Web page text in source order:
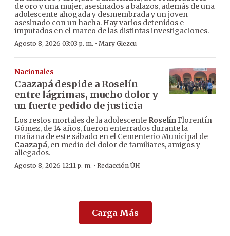
de oro y una mujer, asesinados a balazos, además de una
adolescente ahogada y desmembrada y un joven
asesinado con un hacha. Hay varios detenidos e
imputados en el marco de las distintas investigaciones.
Agosto 8, 2026 03:03 p. m. · Mary Glezcu
Nacionales
Caazapá despide a Roselín
entre lágrimas, mucho dolor y
un fuerte pedido de justicia
Los restos mortales de la adolescente RoselínFlorentín
Gómez, de 14 años, fueron enterrados durante la
mañana de este sábado en el Cementerio Municipal de
Caazapá, en medio del dolor de familiares, amigos y
allegados.
Agosto 8, 2026 12:11 p. m. · Redacción ÚH
Carga Más